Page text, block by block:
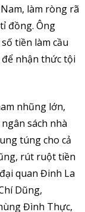
làm ròng rã
đồng. Ông
tiền làm cầu
nhận thức tội
nhũng lớn,
sách nhà
túng cho cả
rút ruột tiền
quan Đinh La
Dũng,
Đình Thực,